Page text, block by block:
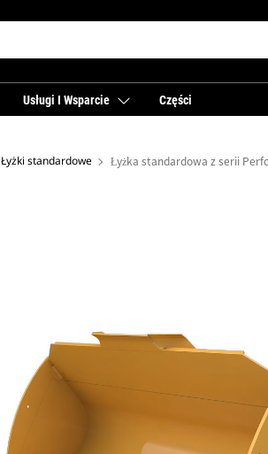
Usługi I Wsparcie Części
Łyżki standardowe Łyżka standardowa z serii